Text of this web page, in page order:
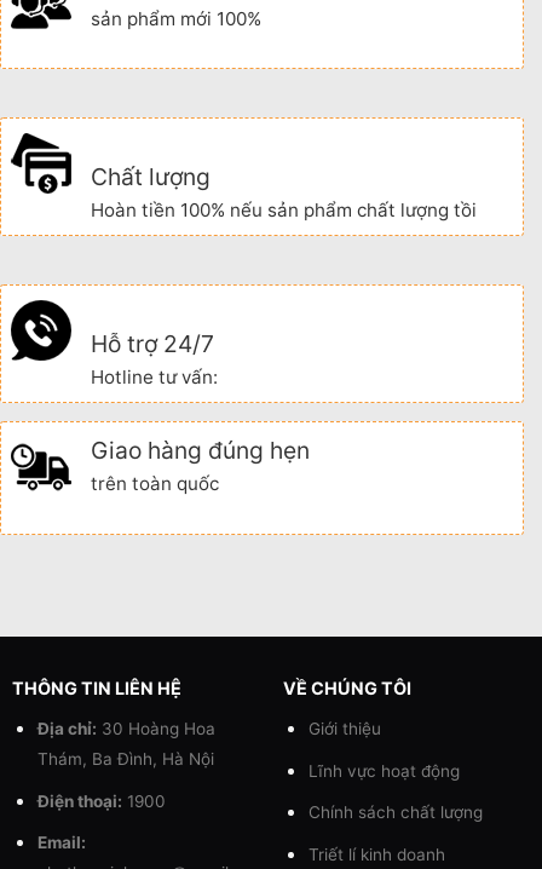
sản phẩm mới 100%
Chất lượng
Hoàn tiền 100% nếu sản phẩm chất lượng tồi
Hỗ trợ 24/7
Hotline tư vấn:
Giao hàng đúng hẹn
trên toàn quốc
THÔNG TIN LIÊN HỆ
Địa chỉ: 30 Hoàng Hoa
Thám, Ba Đình, Hà Nội
Điện thoại: 1900
Email:
VỀ CHÚNG TÔI
Giới thiệu
Lĩnh vực hoạt động
Chính sách chất lượng
Triết lí kinh doanh